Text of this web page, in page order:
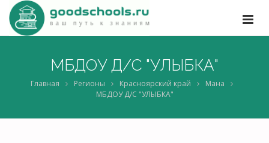
МБДОУ Д/С "УЛЫБКА"
Главная Регионы Красноярский край
Мана
МБДОУ Д/С "УЛЫБКА"